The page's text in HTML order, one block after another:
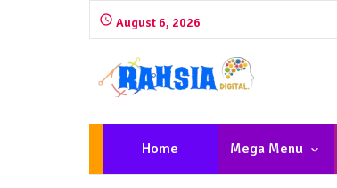
August 6, 2026
Home Mega Menu